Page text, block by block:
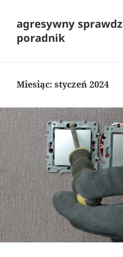
agresywny
poradnik
Miesiąc:styczeń 2024